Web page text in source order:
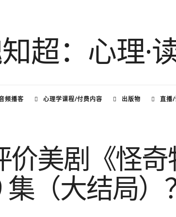
频播客 心理学课程/付费内容 出版物 直播/
价美剧《怪
（大结局）